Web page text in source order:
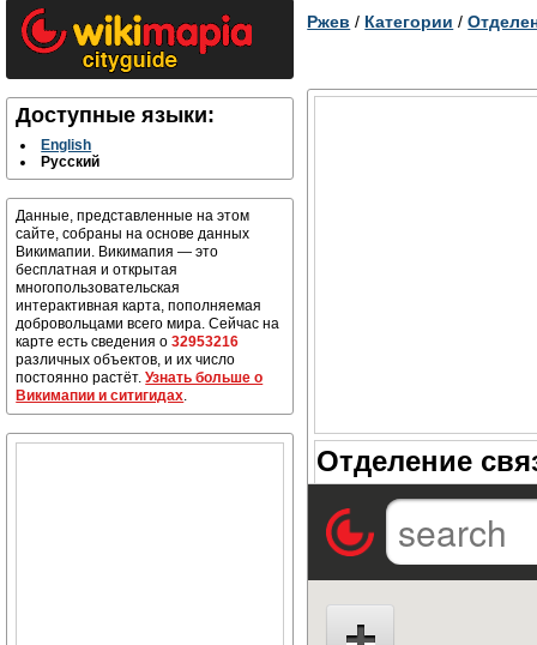
Доступные языки:
English
Русский
Данные, представленные на этом
сайте, собраны на основе данных
Викимапии. Викимапия — это
бесплатная и открытая
многопользовательская
интерактивная карта, пополняемая
добровольцами всего мира. Сейчас на
карте есть сведения о32953216
различных объектов, и их число
постоянно растёт.Узнать больше о
Викимапии и ситигидах.
Ржев / Категории /
Отделение